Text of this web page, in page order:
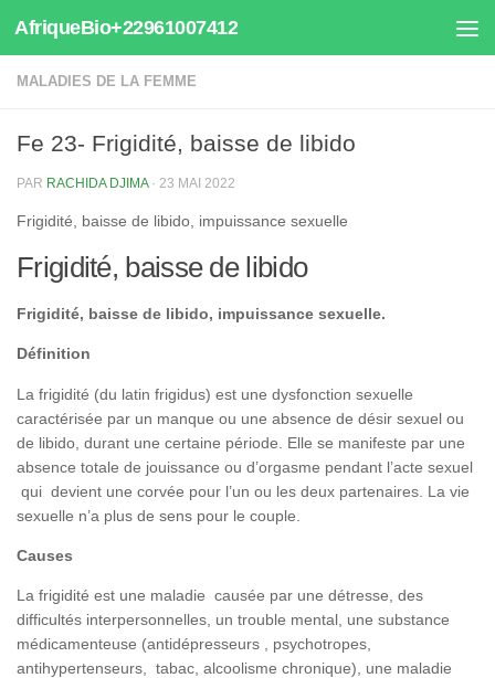
Au dessous du contenu
AfriqueBio+22961007412
MALADIES DE LA FEMME
Fe 23- Frigidité, baisse de libido
PAR RACHIDA DJIMA · 23 MAI 2022
Frigidité, baisse de libido, impuissance sexuelle
Frigidité, baisse de libido
Frigidité, baisse de libido, impuissance sexuelle.
Définition
La frigidité (du latin frigidus) est une dysfonction sexuelle
caractérisée par un manque ou une absence de désir sexuel ou
de libido, durant une certaine période. Elle se manifeste par une
absence totale de jouissance ou d’orgasme pendant l’acte sexuel
qui devient une corvée pour l’un ou les deux partenaires. La vie
sexuelle n’a plus de sens pour le couple.
Causes
La frigidité est une maladie causée par une détresse, des
difficultés interpersonnelles, un trouble mental, une substance
médicamenteuse (antidépresseurs , psychotropes,
antihypertenseurs, tabac, alcoolisme chronique), une maladie